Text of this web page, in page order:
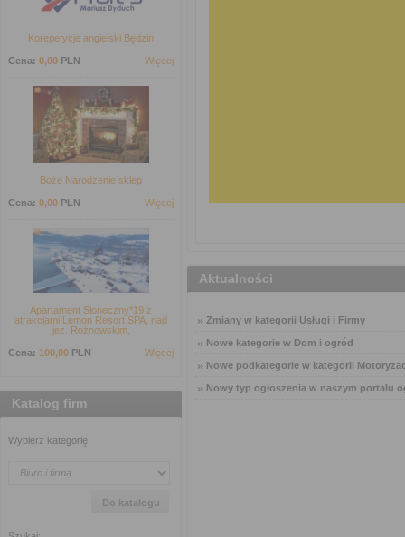
Korepetycje angielski Będzin
Cena: 0,00 PLN Więcej
Boże Narodzenie sklep
Cena: 0,00 PLN Więcej
Apartament Słoneczny*19 z
atrakcjami Lemon Resort SPA, nad
jez. Rożnowskim.
Cena: 100,00 PLN Więcej
Katalog firm
Wybierz kategorię:
Aktualności
Zmiany w kategorii Usługi i Firmy
Nowe kategorie w Dom i ogród
Nowe podkategorie w kategorii
Nowy typ ogłoszenia w naszym portalu